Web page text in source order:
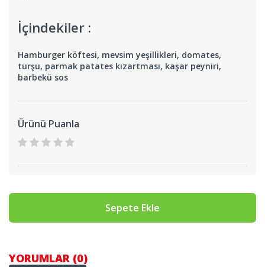
İçindekiler :
Hamburger köftesi, mevsim yeşillikleri, domates,
turşu, parmak patates kızartması, kaşar peyniri,
barbekü sos
Ürünü Puanla
Sepete Ekle
YORUMLAR (0)